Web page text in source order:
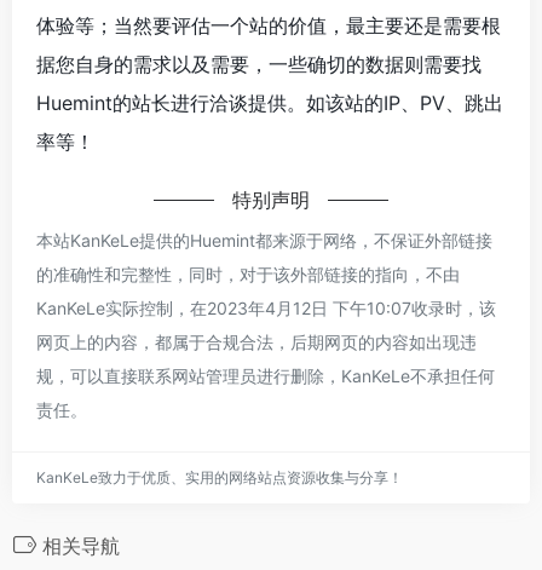
体验等；当然要评估一个站的价值，最主要还是需要根
据您自身的需求以及需要，一些确切的数据则需要找
Huemint的站长进行洽谈提供。如该站的IP、PV、跳出
率等！
特别声明
本站KanKeLe提供的Huemint都来源于网络，不保证外部链接
的准确性和完整性，同时，对于该外部链接的指向，不由
KanKeLe实际控制，在2023年4月12日 下午10:07收录时，该
网页上的内容，都属于合规合法，后期网页的内容如出现违
规，可以直接联系网站管理员进行删除，KanKeLe不承担任何
责任。
KanKeLe致力于优质、实用的网络站点资源收集与分享！
相关导航